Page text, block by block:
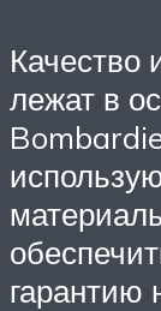
Качество
лежат в
гарантию